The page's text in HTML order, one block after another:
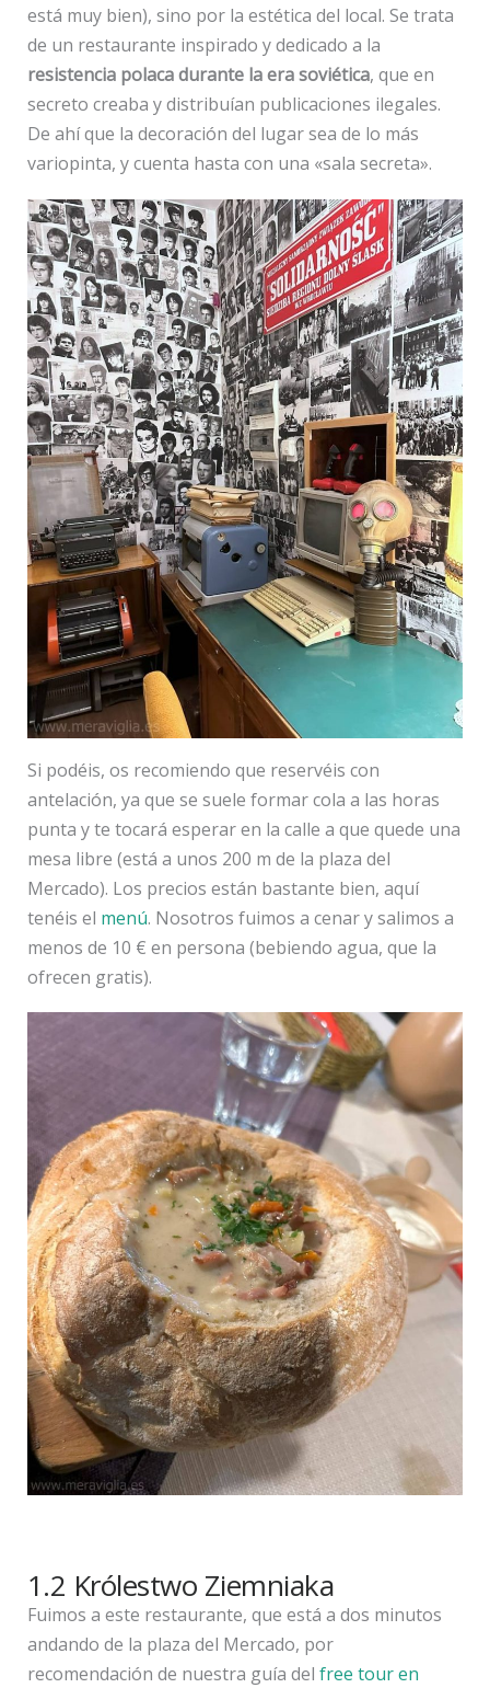
está muy bien), sino por la estética del local. Se trata
de un restaurante inspirado y dedicado a la
resistencia polaca durante la era soviética, que en
secreto creaba y distribuían publicaciones ilegales.
De ahí que la decoración del lugar sea de lo más
variopinta, y cuenta hasta con una «sala secreta».
Si podéis, os recomiendo que reservéis con
antelación, ya que se suele formar cola a las horas
punta y te tocará esperar en la calle a que quede una
mesa libre (está a unos 200 m de la plaza del
Mercado). Los precios están bastante bien, aquí
tenéis el menú. Nosotros fuimos a cenar y salimos a
menos de 10 € en persona (bebiendo agua, que la
ofrecen gratis).
1.2 Królestwo Ziemniaka
Fuimos a este restaurante, que está a dos minutos
andando de la plaza del Mercado, por
recomendación de nuestra guía del free tour en